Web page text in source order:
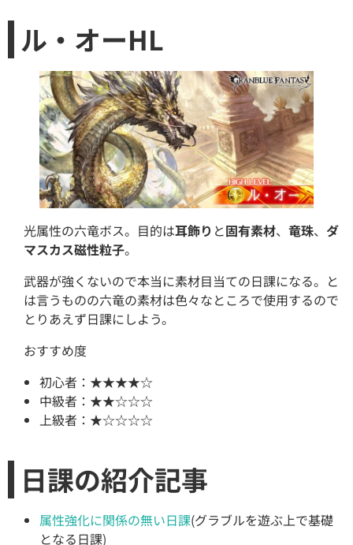
ル・オーHL
光属性の六竜ボス。目的は耳飾り と固有素材、 竜珠、 ダ
マスカス磁性粒子。
武器が強くないので本当に素材目当ての日課になる。と
は言うものの六竜の素材は色々なところで使用するので
とりあえず日課にしよう。
おすすめ度
初心者：★★★★☆
中級者：★★☆☆☆
上級者：★☆☆☆☆
日課の紹介記事
属性強化に関係の無い日課(グラブルを遊ぶ上で基礎
となる日課)